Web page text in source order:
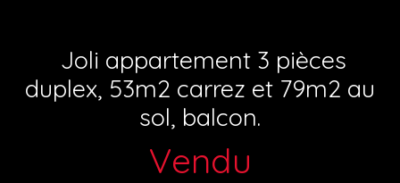
Joli appartement 3 pièces
duplex, 53m2 carrez et 79m2 au
sol, balcon.
Vendu